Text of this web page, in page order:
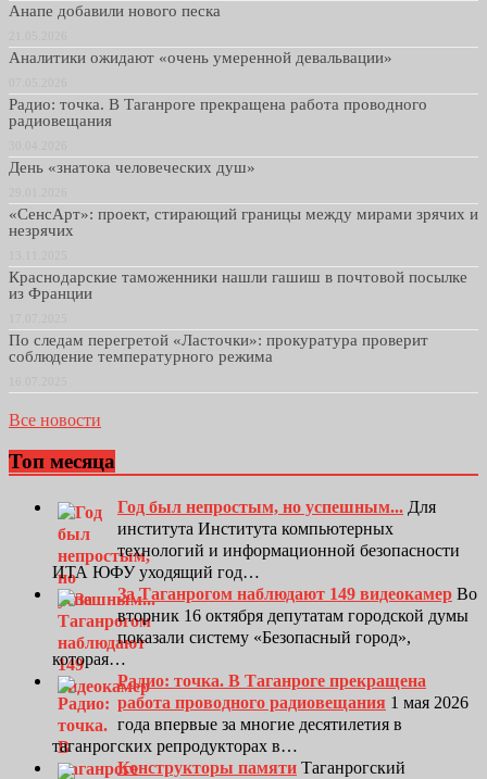
Анапе добавили нового песка
Аналитики ожидают «очень умеренной девальвации»
Радио: точка. В Таганроге прекращена работа проводного
радиовещания
День «знатока человеческих душ»
«СенсАрт»: проект, стирающий границы между мирами зрячих и
незрячих
Краснодарские таможенники нашли гашиш в почтовой посылке
из Франции
По следам перегретой «Ласточки»: прокуратура проверит
соблюдение температурного режима
Все новости
Топ месяца
Год был непростым, но успешным... Для
института Института компьютерных
технологий и информационной безопасности
ИТА ЮФУ уходящий год…
За Таганрогом наблюдают 149 видеокамер Во
вторник 16 октября депутатам городской думы
показали систему «Безопасный город»,
которая…
Радио: точка. В Таганроге прекращена
работа проводного радиовещания 1 мая 2026
года впервые за многие десятилетия в
таганрогских репродукторах в…
Конструкторы памяти Таганрогский